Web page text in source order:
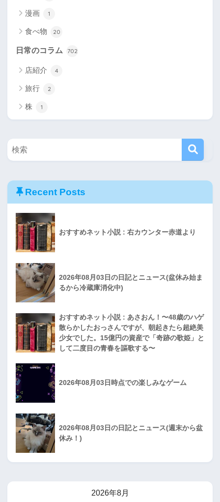
漫画 1
食べ物 20
日常のコラム 702
店紹介 4
旅行 2
株 1
Recent Posts
おすすめネット小説 : 右カウンター赤道より
2026年08月03日の日記とニュース(盆休み始ま
るから冷蔵庫消化中)
おすすめネット小説 : あさおん！〜48歳のハゲ
散らかしたおっさんですが、朝起きたら超絶美
少女でした。15億円の資産で「奇跡の歌姫」と
して二度目の青春を謳歌する〜
2026年08月03日時点での楽しみなゲーム
2026年08月03日の日記とニュース(週末から盆
休み！)
2026年8月